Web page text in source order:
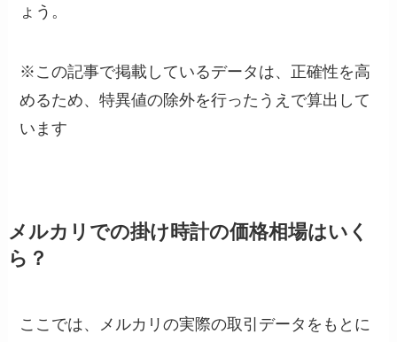
ょう。
※この記事で掲載しているデータは、正確性を高
めるため、特異値の除外を行ったうえで算出して
います
メルカリでの掛け時計の価格相場はいく
ら？
ここでは、メルカリの実際の取引データをもとに